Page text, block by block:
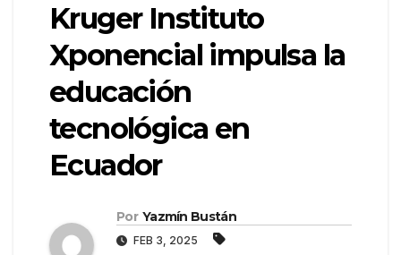
Kruger Instituto
Xponencial impulsa la
educación
tecnológica en
Ecuador
Por Yazmín Bustán
FEB 3, 2025